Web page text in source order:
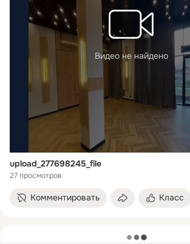
Видео не найдено
upload_277698245_file
27 просмотров
Комментировать Класс